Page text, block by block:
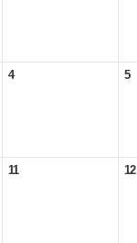
4 5
11 12